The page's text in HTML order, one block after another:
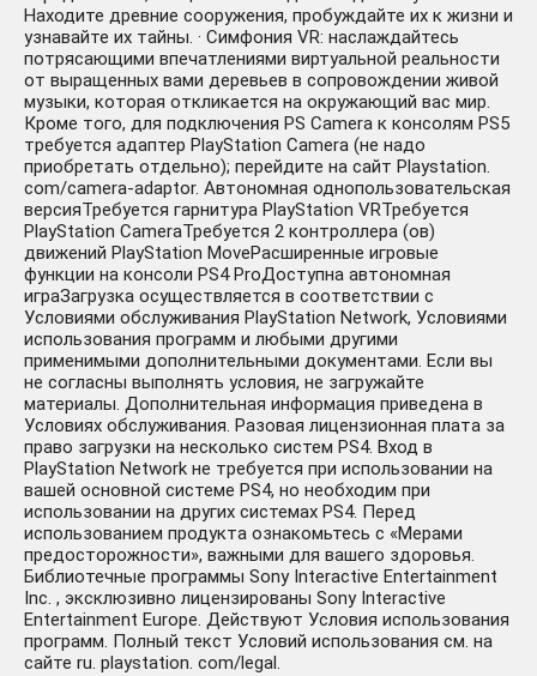
Находите древние сооружения, пробуждайте их к жизни и
узнавайте их тайны. · Симфония VR: наслаждайтесь
потрясающими впечатлениями виртуальной реальности
от выращенных вами деревьев в сопровождении живой
музыки, которая откликается на окружающий вас мир.
Кроме того, для подключения PS Camera к консолям PS5
требуется адаптер PlayStation Camera (не надо
приобретать отдельно); перейдите на сайт Playstation.
com/camera-adaptor. Автономная однопользовательская
версияТребуется гарнитура PlayStation VRТребуется
PlayStation CameraТребуется 2 контроллера (ов)
движений PlayStation MoveРасширенные игровые
функции на консоли PS4 ProДоступна автономная
играЗагрузка осуществляется в соответствии с
Условиями обслуживания PlayStation Network, Условиями
использования программ и любыми другими
применимыми дополнительными документами. Если вы
не согласны выполнять условия, не загружайте
материалы. Дополнительная информация приведена в
Условиях обслуживания. Разовая лицензионная плата за
право загрузки на несколько систем PS4. Вход в
PlayStation Network не требуется при использовании на
вашей основной системе PS4, но необходим при
использовании на других системах PS4. Перед
использованием продукта ознакомьтесь с «Мерами
предосторожности», важными для вашего здоровья.
Библиотечные программы Sony Interactive Entertainment
Inc. , эксклюзивно лицензированы Sony Interactive
Entertainment Europe. Действуют Условия использования
программ. Полный текст Условий использования см. на
сайте ru. playstation. com/legal.